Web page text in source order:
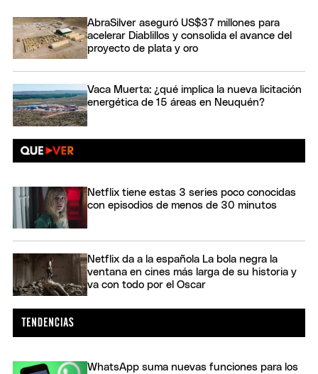
AbraSilver aseguró US$37 millones para
acelerar Diablillos y consolida el avance del
proyecto de plata y oro
Vaca Muerta: ¿qué implica la nueva licitación
energética de 15 áreas en Neuquén?
Netflix tiene estas 3 series poco conocidas
con episodios de menos de 30 minutos
Netflix da a la española La bola negra la
ventana en cines más larga de su historia y
va con todo por el Oscar
WhatsApp suma nuevas funciones para los